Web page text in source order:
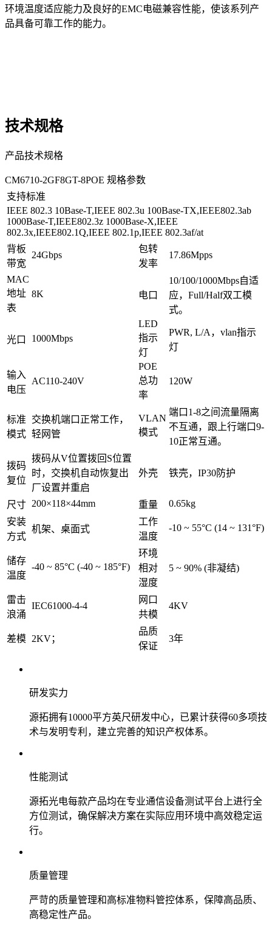
环境温度适应能力及良好的EMC电磁兼容性能，使该系列产
品具备可靠工作的能力。
技术规格
产品技术规格
CM6710-2GF8GT-8POE 规格参数
支持标准
IEEE 802.3 10Base-T,IEEE 802.3u 100Base-TX,IEEE802.3ab
1000Base-T,IEEE802.3z 1000Base-X,IEEE
802.3x,IEEE802.1Q,IEEE 802.1p,IEEE 802.3af/at
背板
带宽
24Gbps
包转
发率
17.86Mpps
MAC
地址
表
8K 电口
10/100/1000Mbps自适
应，Full/Half双工模
式。
光口 1000Mbps
LED
指示
灯
PWR, L/A，vlan指示
灯
输入
电压
AC110-240V
POE
总功
率
120W
标准
模式
交换机端口正常工作，
轻网管
VLAN
模式
端口1-8之间流量隔离
不互通，跟上行端口9-
10正常互通。
拨码
复位
拨码从V位置拨回S位置
时，交换机自动恢复出
厂设置并重启
外壳 铁壳，IP30防护
尺寸 200×118×44mm 重量
0.65kg
安装
方式
机架、桌面式
工作
温度
-10 ~ 55°C (14 ~ 131°F)
储存
温度
-40 ~ 85°C (-40 ~ 185°F)
环境
相对
湿度
5 ~ 90% (非凝结)
雷击
浪涌
IEC61000-4-4
网口
共模
4KV
差模 2KV；
品质
保证
3年
研发实力
源拓拥有10000平方英尺研发中心，已累计获得60多项技
术与发明专利，建立完善的知识产权体系。
性能测试
源拓光电每款产品均在专业通信设备测试平台上进行全
方位测试，确保解决方案在实际应用环境中高效稳定运
行。
质量管理
严苛的质量管理和高标准物料管控体系，保障高品质、
高稳定性产品。